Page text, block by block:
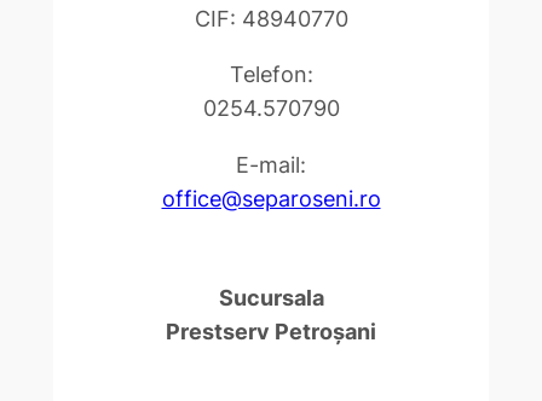
CIF: 48940770
Telefon:
0254.570790
E-mail:
office@separoseni.ro
Sucursala
Prestserv Petroşani